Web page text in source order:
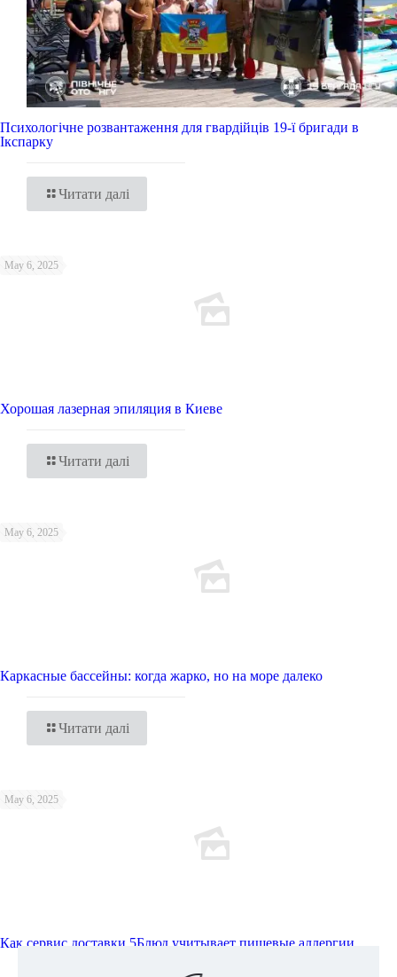
Психологічне розвантаження для гвардійців 19-ї бригади в
Ікспарку
Читати далі
May 6, 2025
Хорошая лазерная эпиляция в Киеве
Читати далі
May 6, 2025
Каркасные бассейны: когда жарко, но на море далеко
Читати далі
May 6, 2025
Как сервис доставки 5Блюд учитывает пищевые аллергии